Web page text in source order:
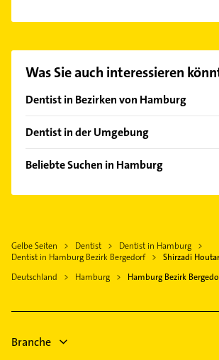
Hier finden Sie alleKontaktdaten
Was Sie auch interessieren
Dentist in Bezirken von Hamburg
Bezirk Altona
Bezirk Hamburg-Mitte
Hamburg-Altstadt
Dentist in der Umgebung
Wentorf bei Hamburg
Glinde Kreis Stormarn
Geesthacht
Stelle Kreis Harburg
Seevetal
Schwarzenbek
Beliebte Suchen in Hamburg
Bauunternehmen
Elektro Reparatur
Logopädie
Gelbe Seiten Dentist
Dentist in Hamburg
Dentist in Hamburg Bezirk Bergedorf
Shirzadi
Deutschland
Hamburg Hamburg Bezirk
Branche